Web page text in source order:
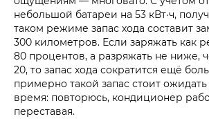
небольшой батареи на 53 кВт·ч,
таком режиме запас хода составит
300 километров. Если заряжать как
80 процентов, а разряжать не ниже,
20, то запас хода сократится ещё
примерно такой запас стоит
время: повторюсь, кондиционер
переставая.